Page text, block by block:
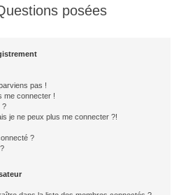
posées
pas !
me connecter !
?
je ne peux plus me connecter ?!
?